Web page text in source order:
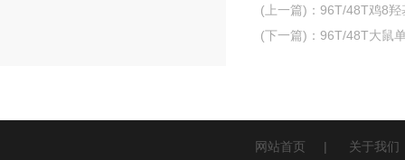
(上一篇) ： 96T/48T鸡8羟
(下一篇) ： 96T/48T大鼠
网站首页 | 关于我们